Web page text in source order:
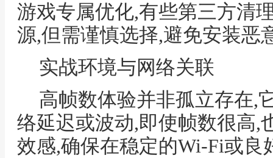
游戏专属优化,有些第三方清
源,但需谨慎选择,避免安装恶
实战环境与网络关联
高帧数体验并非孤立存在,
络延迟或波动,即使帧数很高,
效感,确保在稳定的Wi-Fi或良